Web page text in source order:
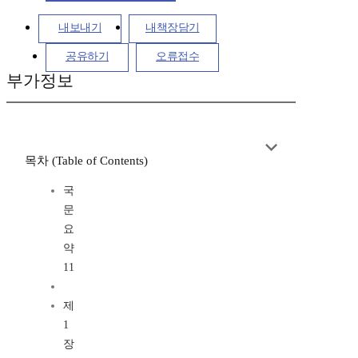
내보내기 내책장담기
공유하기 오류접수
부가정보
목차 (Table of Contents)
국
문
요
약
11
제
1
장